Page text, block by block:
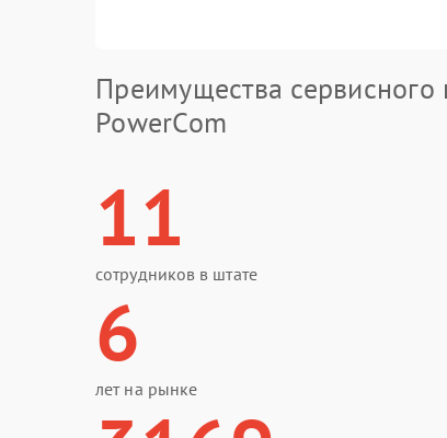
Преимущества сервисного
PowerCom
11
сотрудников в штате
6
лет на рынке